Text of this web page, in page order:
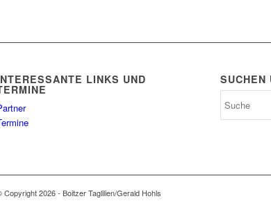
LINKS UND SUCHEN
Copyright 2026 - Boitzer Taglilien/Gerald Hohls